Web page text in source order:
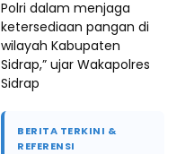
Polri dalam menjaga
ketersediaan pangan di
wilayah Kabupaten
Sidrap,” ujar Wakapolres
Sidrap
BERITA TERKINI &
REFERENSI